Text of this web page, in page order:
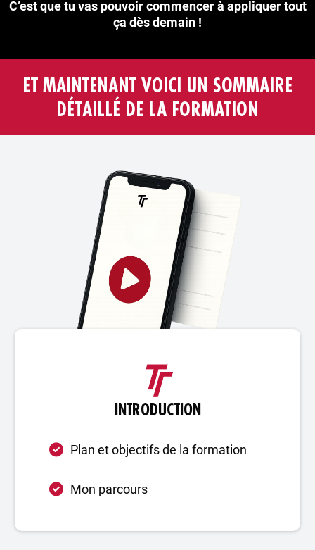
C’est que tu vas pouvoir commencer à appliquer tout
ça dès demain !
ET MAINTENANT VOICI UN SOMMAIRE
DÉTAILLÉ DE LA FORMATION
INTRODUCTION
Plan et objectifs de la formation
Mon parcours